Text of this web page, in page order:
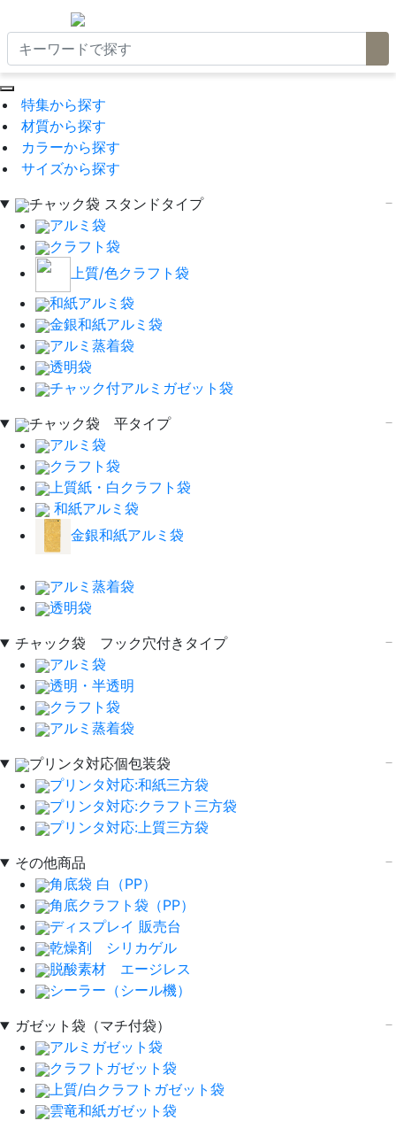
特集から探す
材質から探す
カラーから探す
サイズから探す
チャック袋 スタンドタイプ
アルミ袋
クラフト袋
上質/色クラフト袋
和紙アルミ袋
金銀和紙アルミ袋
アルミ蒸着袋
透明袋
チャック付アルミガゼット袋
チャック袋 平タイプ
アルミ袋
クラフト袋
上質紙・白クラフト袋
和紙アルミ袋
金銀和紙アルミ袋
アルミ蒸着袋
透明袋
チャック袋 フック穴付きタイプ
アルミ袋
透明・半透明
クラフト袋
アルミ蒸着袋
プリンタ対応個包装袋
プリンタ対応:和紙三方袋
プリンタ対応:クラフト三方袋
プリンタ対応:上質三方袋
その他商品
角底袋 白（PP）
角底クラフト袋（PP）
ディスプレイ 販売台
乾燥剤 シリカゲル
脱酸素材 エージレス
シーラー（シール機）
ガゼット袋（マチ付袋）
アルミガゼット袋
クラフトガゼット袋
上質/白クラフトガゼット袋
雲竜和紙ガゼット袋